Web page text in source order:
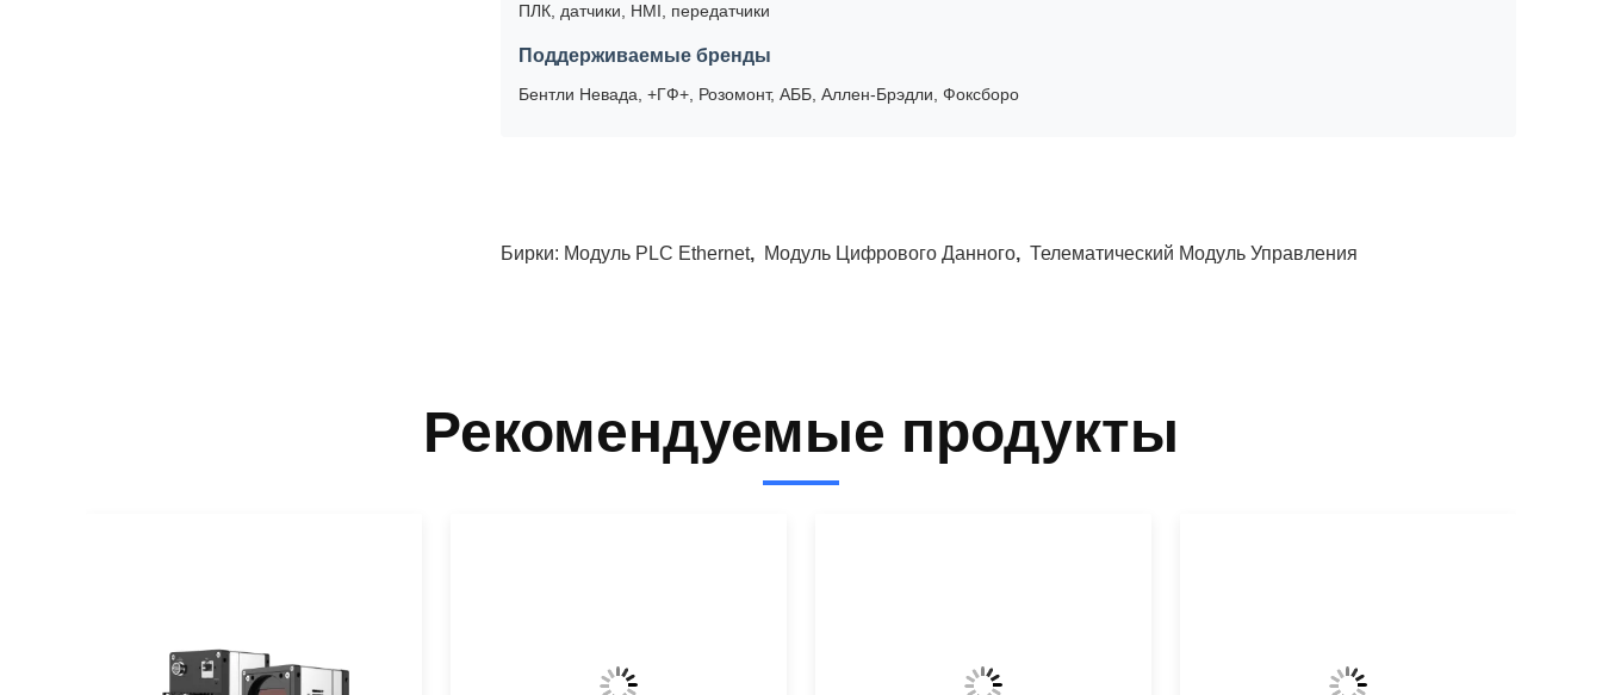
ПЛК, датчики, HMI, передатчики
Поддерживаемые бренды
Бентли Невада, +ГФ+, Розомонт, АББ, Аллен-Брэдли, Фоксборо
Бирки: Модуль PLC Ethernet, Модуль Цифрового Данного, Телематический Модуль Управления
Рекомендуемые продукты